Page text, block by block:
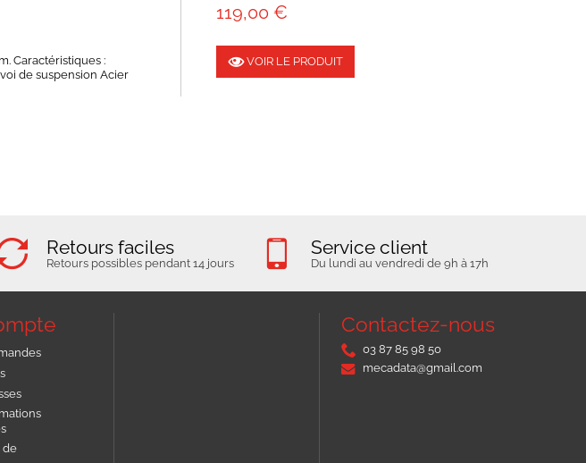
Caractéristiques :
de suspension Acier
119,00 €
VOIR LE PRODUIT
Retours faciles
Retours possibles pendant 14 jours
Service client
Du lundi au vendredi de 9h à 17h
de
Contactez-nous
03 87 85 98 50
mecadata@gmail.com